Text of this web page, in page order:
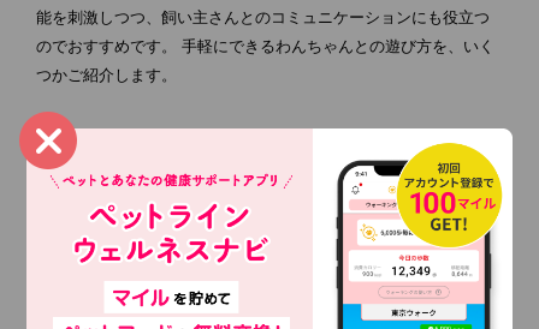
能を刺激しつつ、飼い主さんとのコミュニケーションにも役立つ
のでおすすめです。 手軽にできるわんちゃんとの遊び方を、いく
つかご紹介します。
⚫︎１：引っぱりっこ ぬいぐるみなどが付いたロープや、両端をコ
ブにしたロープなどで、わんちゃんと引き合う遊び。誘いかける
時は生き物のように動かし、じらします。体力のあるなしに関わ
らず、多くのわんちゃんが大好きな遊びです。おもちゃを無理に
引っ張ったり強引に奪い取ったりすると、思わぬ事故や怪我の原
因になりかねないので、安全面を考慮して楽しく遊びましょう。